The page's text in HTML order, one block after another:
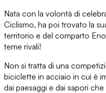
Nata con la volontà di
Ciclismo, ha poi trovato la
territorio e del comparto
teme rivali!
Non si tratta di una
biciclette in acciaio in cui è
dai paesaggi e dai sapori